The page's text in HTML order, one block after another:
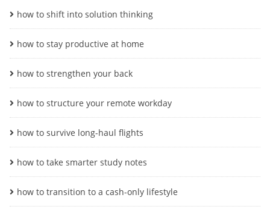
how to shift into solution thinking
how to stay productive at home
how to strengthen your back
how to structure your remote workday
how to survive long-haul flights
how to take smarter study notes
how to transition to a cash-only lifestyle